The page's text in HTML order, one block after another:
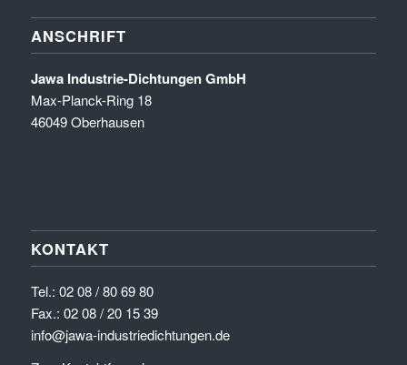
ANSCHRIFT
Jawa Industrie-Dichtungen GmbH
Max-Planck-Ring 18
46049 Oberhausen
KONTAKT
Tel.: 02 08 / 80 69 80
Fax.: 02 08 / 20 15 39
info@jawa-industriedichtungen.de